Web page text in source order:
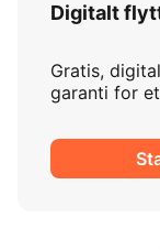
Digitalt
Gratis,
garanti for